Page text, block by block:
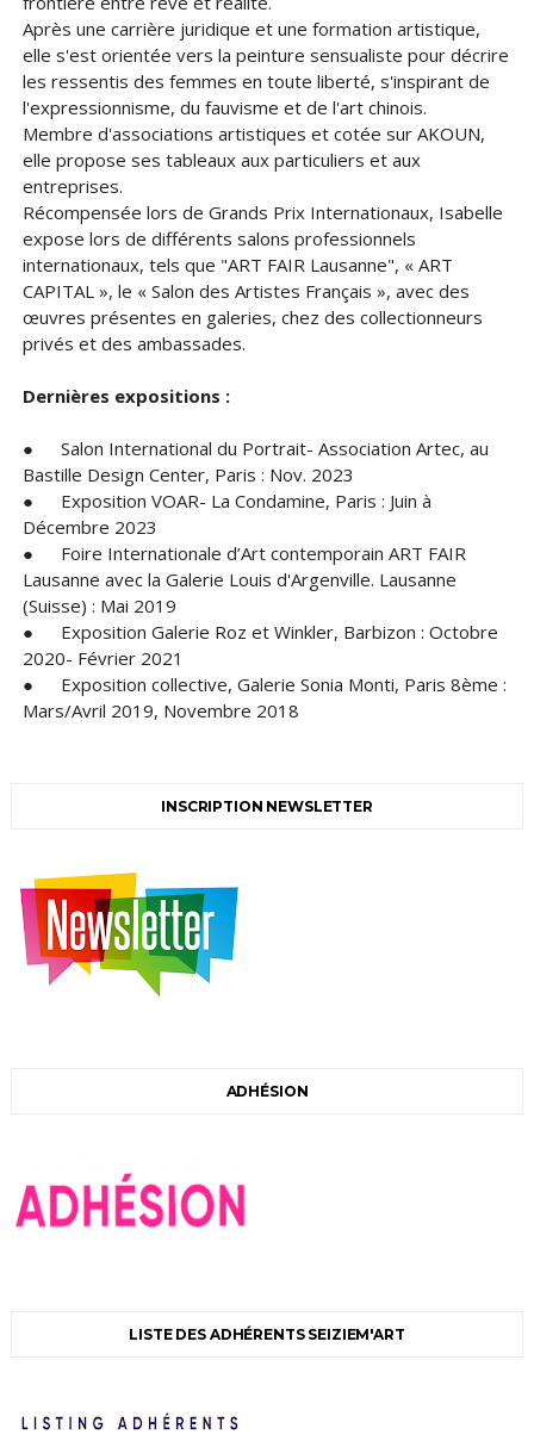
Après une carrière juridique et une formation artistique,
elle s'est orientée vers la peinture sensualiste pour décrire
les ressentis des femmes en toute liberté, s'inspirant de
l'expressionnisme, du fauvisme et de l'art chinois.
Membre d'associations artistiques et cotée sur AKOUN,
elle propose ses tableaux aux particuliers et aux
entreprises.
Récompensée lors de Grands Prix Internationaux, Isabelle
expose lors de différents salons professionnels
internationaux, tels que "ART FAIR Lausanne", « ART
CAPITAL », le « Salon des Artistes Français », avec des
œuvres présentes en galeries, chez des collectionneurs
privés et des ambassades.
Dernières expositions :
●
Salon International du Portrait- Association Artec, au
Bastille Design Center, Paris : Nov. 2023
●
Exposition VOAR- La Condamine, Paris : Juin à
Décembre 2023
●
Foire Internationale d’Art contemporain ART FAIR
Lausanne avec la Galerie Louis d'Argenville. Lausanne
(Suisse) : Mai 2019
●
Exposition Galerie Roz et Winkler, Barbizon : Octobre
2020- Février 2021
●
Exposition collective, Galerie Sonia Monti, Paris 8ème :
Mars/Avril 2019, Novembre 2018
INSCRIPTION NEWSLETTER
ADHÉSION
LISTE DES ADHÉRENTS SEIZIEM'ART